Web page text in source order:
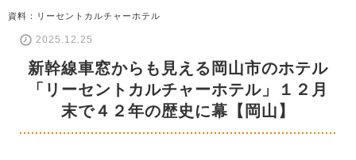
資料：リーセントカルチャーホテル
2025.12.25
新幹線車窓からも見える岡山市のホテル
「リーセントカルチャーホテル」１２月
末で４２年の歴史に幕【岡山】